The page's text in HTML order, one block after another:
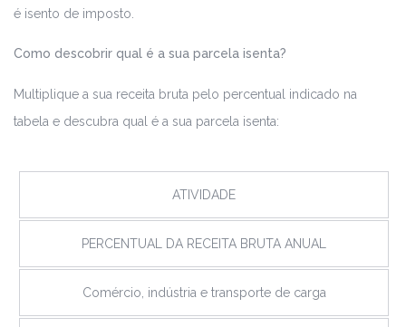
é isento de imposto.
Como descobrir qual é a sua parcela isenta?
Multiplique a sua receita bruta pelo percentual indicado na
tabela e descubra qual é a sua parcela isenta:
ATIVIDADE
PERCENTUAL DA RECEITA BRUTA ANUAL
Comércio, indústria e transporte de carga